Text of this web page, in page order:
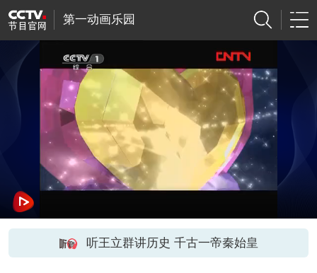
第一动画乐园
听王立群讲历史 千古一帝秦始皇